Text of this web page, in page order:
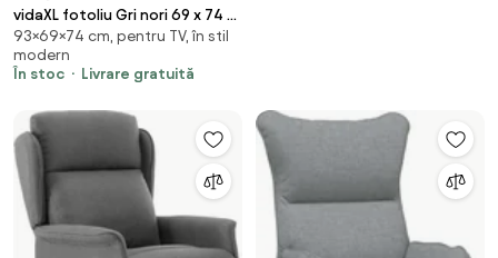
vidaXL fotoliu Gri nori 69 x 74 x
93 cm Țesătură și placaj
93×69×74 cm, pentru TV, în stil
modern
În stoc
Livrare gratuită